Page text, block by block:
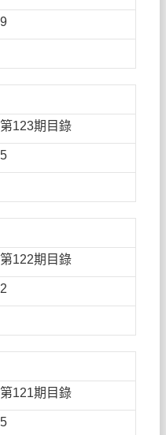
123期目錄
122期目錄
121期目錄